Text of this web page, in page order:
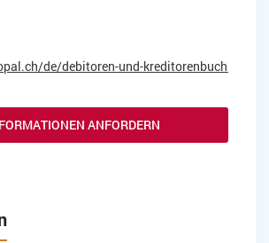
de/debitoren-und-
ANFORDERN